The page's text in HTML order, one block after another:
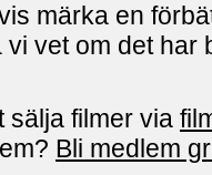
märka en
vet om det
sälja filmer via
Bli medlem